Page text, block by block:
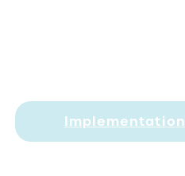
Implementation